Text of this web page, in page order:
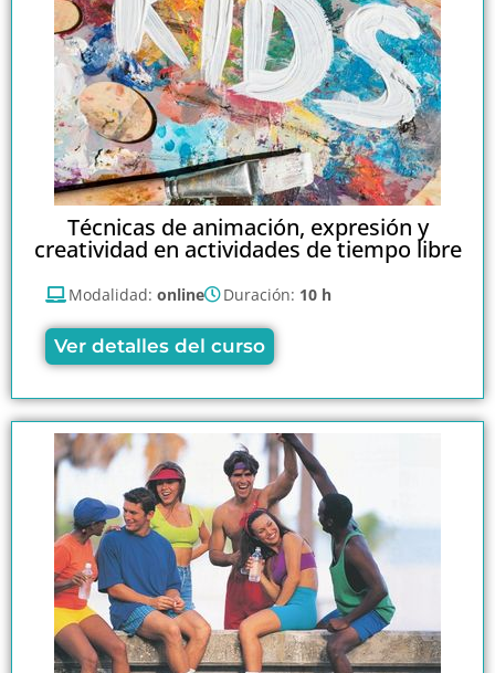
Técnicas de animación, expresión y
creatividad en actividades de tiempo libre
Modalidad: online Duración: 10 h
Ver detalles del curso